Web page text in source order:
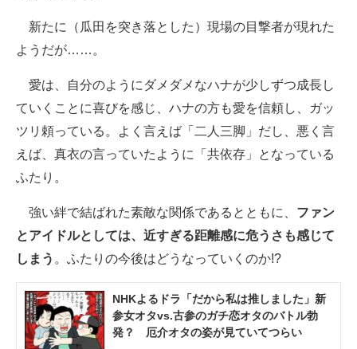
新たに（瓜田を突き落とした）現場の目撃者が現れた
ようだが……。
愛は、自分のようにダメダメなハナが少しずつ成長し
ていくことに喜びを感じ、ハナの方も愛を信頼し、ガッ
ツリ頼っている。よく言えば「二人三脚」だし、悪く言
えば、真衣の言っていたように「共依存」となっている
ふたり。
強い絆で結ばれた素敵な関係であるとともに、 ファン
とアイドルとしては、近すぎる距離感に危うさも感じて
しまう 。ふたりの今後はどうなっていくのか!?
NHKよるドラ「だから私は推しました」新
参女オタvs.古参のガチ恋オタのバトル勃
発？ 厄介オタの姿が見ていてつらい